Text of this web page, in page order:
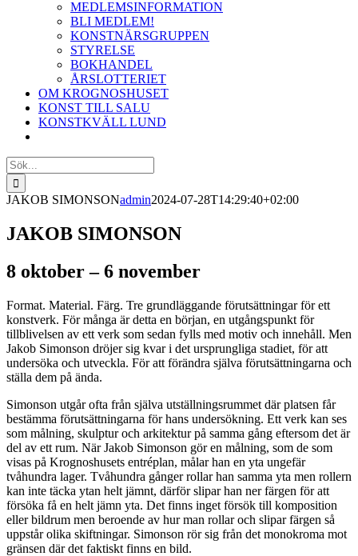
MEDLEMSINFORMATION
BLI MEDLEM!
KONSTNÄRSGRUPPEN
STYRELSE
BOKHANDEL
ÅRSLOTTERIET
OM KROGNOSHUSET
KONST TILL SALU
KONSTKVÄLL LUND
Sök
efter:
JAKOB SIMONSONadmin2024-07-28T14:29:40+02:00
JAKOB SIMONSON
8 oktober – 6 november
Format. Material. Färg. Tre grundläggande förutsättningar för ett
konstverk. För många är detta en början, en utgångspunkt för
tillblivelsen av ett verk som sedan fylls med motiv och innehåll. Men
Jakob Simonson dröjer sig kvar i det ursprungliga stadiet, för att
undersöka och utveckla. För att förändra själva förutsättningarna och
ställa dem på ända.
Simonson utgår ofta från själva utställningsrummet där platsen får
bestämma förutsättningarna för hans undersökning. Ett verk kan ses
som målning, skulptur och arkitektur på samma gång eftersom det är
del av ett rum. När Jakob Simonson gör en målning, som de som
visas på Krognoshusets entréplan, målar han en yta ungefär
tvåhundra lager. Tvåhundra gånger rollar han samma yta men rollern
kan inte täcka ytan helt jämnt, därför slipar han ner färgen för att
försöka få en helt jämn yta. Det finns inget försök till komposition
eller bildrum men beroende av hur man rollar och slipar färgen så
uppstår olika skiftningar. Simonson rör sig från det monokroma mot
gränsen där det faktiskt finns en bild.